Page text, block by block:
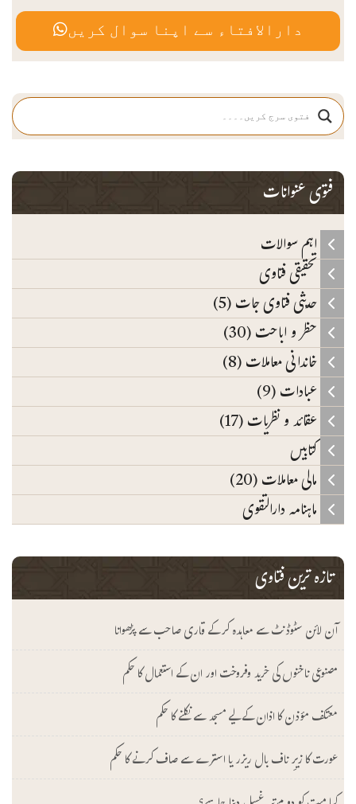
دارالافتاء سے اپنا سوال کریں
فتوی عنوانات
اہم سوالات
تحقیقی فتاوی
حدیثی فتاوی جات (5)
حظر و اباحت (30)
خاندانی معاملات (8)
عبادات (9)
عقائد و نظریات (17)
کتابیں
مالی معاملات (20)
ماہنامہ دارالتقوی
تازہ ترین فتاوی
آن لائن سٹوڈنٹ سے معاہدہ کرکے قاری صاحب سے پڑھوانا
مصنوعی ناخنوں کی خرید وفروخت اور ان کے استعمال کا حکم
معتکف مؤذن کا اذان کے لیے مسجد سے نکلنے کا حکم
عورت کا زیرِ ناف بال ریزر یا استرے سے صاف کرنے کا حکم